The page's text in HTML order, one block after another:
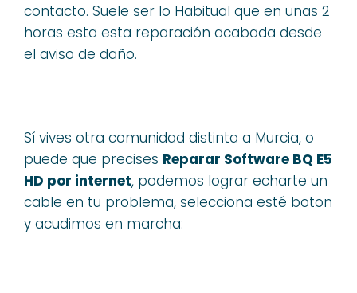
contacto. Suele ser lo Habitual que en unas 2
horas esta esta reparación acabada desde
el aviso de daño.
Sí vives otra comunidad distinta a Murcia, o
puede que precises Reparar Software BQ E5
HD por internet, podemos lograr echarte un
cable en tu problema, selecciona esté boton
y acudimos en marcha: